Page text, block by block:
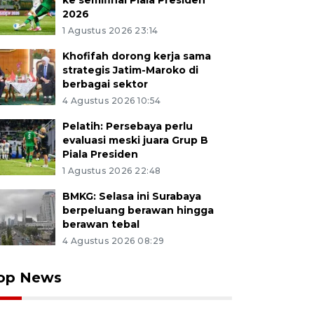
2026
1 Agustus 2026 23:14
Khofifah dorong kerja sama
strategis Jatim-Maroko di
berbagai sektor
4 Agustus 2026 10:54
Pelatih: Persebaya perlu
evaluasi meski juara Grup B
Piala Presiden
1 Agustus 2026 22:48
BMKG: Selasa ini Surabaya
berpeluang berawan hingga
berawan tebal
4 Agustus 2026 08:29
News